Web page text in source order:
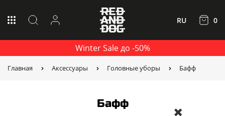
Winter Sale до -50%
RU 0
Главная Аксессуары Головные уборы Бафф
Бафф